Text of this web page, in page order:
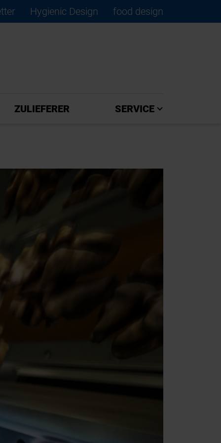
Hygienic Design
food design
ZULIEFERER SERVICE
×